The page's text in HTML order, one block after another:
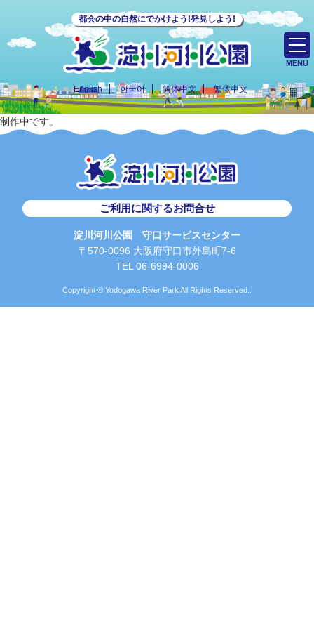
都会の中の自然にでかけよう!発見しよう!
English 한국어 简体中文 繁体中文
MENU
制作中です。
ご利用に関するお問合せ
淀川河川公園 守口サービスセンター
〒570-0096 大阪府守口市外島町7-6
TEL 06-6994-0006
Copyright © Yodogawa River Park All Rights Reserved..